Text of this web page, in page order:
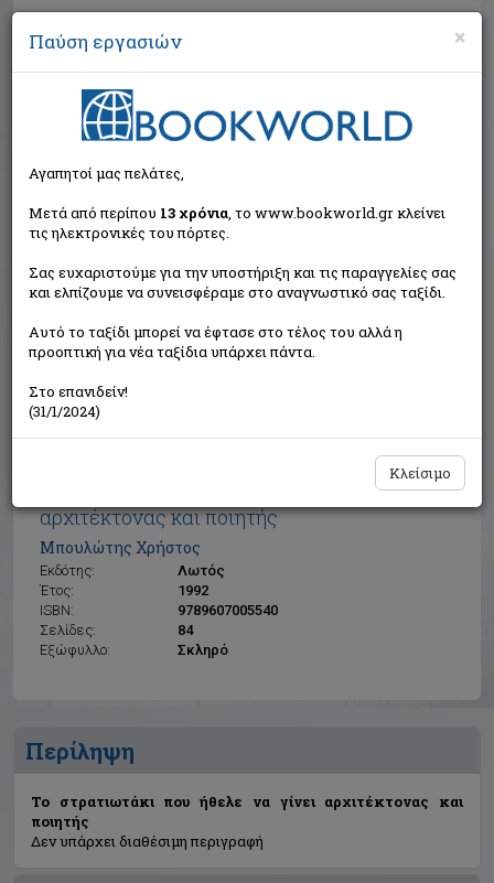
Αναζήτηση
αρχιτέκτονας και ποιητής
Μπουλώτης Χρήστος
Εκδότης:
Λωτός
Έτος:
1992
ISBN:
9789607005540
Σελίδες:
84
Εξώφυλλο:
Σκληρό
Εξαντλημένο από τον
εκδότη
Περίληψη
Το στρατιωτάκι που ήθελε να γίνει αρχιτέκτονας και
ποιητής
Δεν υπάρχει διαθέσιμη περιγραφή
×
Παύση εργασιών
Αγαπητοί μας πελάτες,
Μετά από περίπου 13 χρόνια, το www.bookworld.gr κλείνει
τις ηλεκτρονικές του πόρτες.
Σας ευχαριστούμε για την υποστήριξη και τις παραγγελίες σας
και ελπίζουμε να συνεισφέραμε στο αναγνωστικό σας ταξίδι.
Αυτό το ταξίδι μπορεί να έφτασε στο τέλος του αλλά η
προοπτική για νέα ταξίδια υπάρχει πάντα.
Στο επανιδείν!
(31/1/2024)
Κλείσιμο